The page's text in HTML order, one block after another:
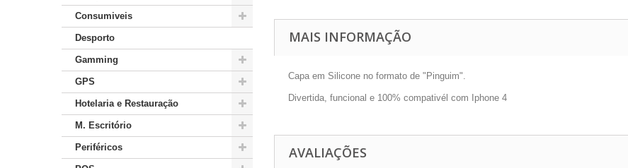
Consumiveis
Desporto
Gamming
GPS
Hotelaria e Restauração
M. Escritório
Periféricos
MAIS INFORMAÇÃO
Capa em Silicone no formato de "Pinguim".
Divertida, funcional e 100% compativél com Iphone 4
AVALIAÇÕES